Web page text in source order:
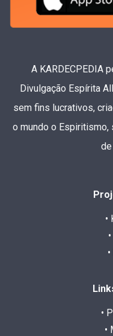
A KARDECPEDIA
Divulgação Espírita
sem fins lucrativos,
o mundo o Espiritismo,
•
•
•